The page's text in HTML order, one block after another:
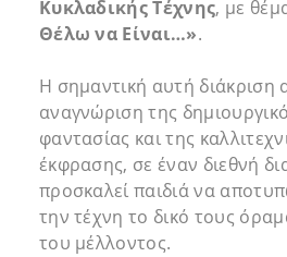
Κυκλαδικής Τέχνης, με
Θέλω να Είναι…».
Η σημαντική αυτή διάκριση
αναγνώριση της
φαντασίας και της
έκφρασης, σε έναν διεθνή
προσκαλεί παιδιά να
την τέχνη το δικό τους
του μέλλοντος.